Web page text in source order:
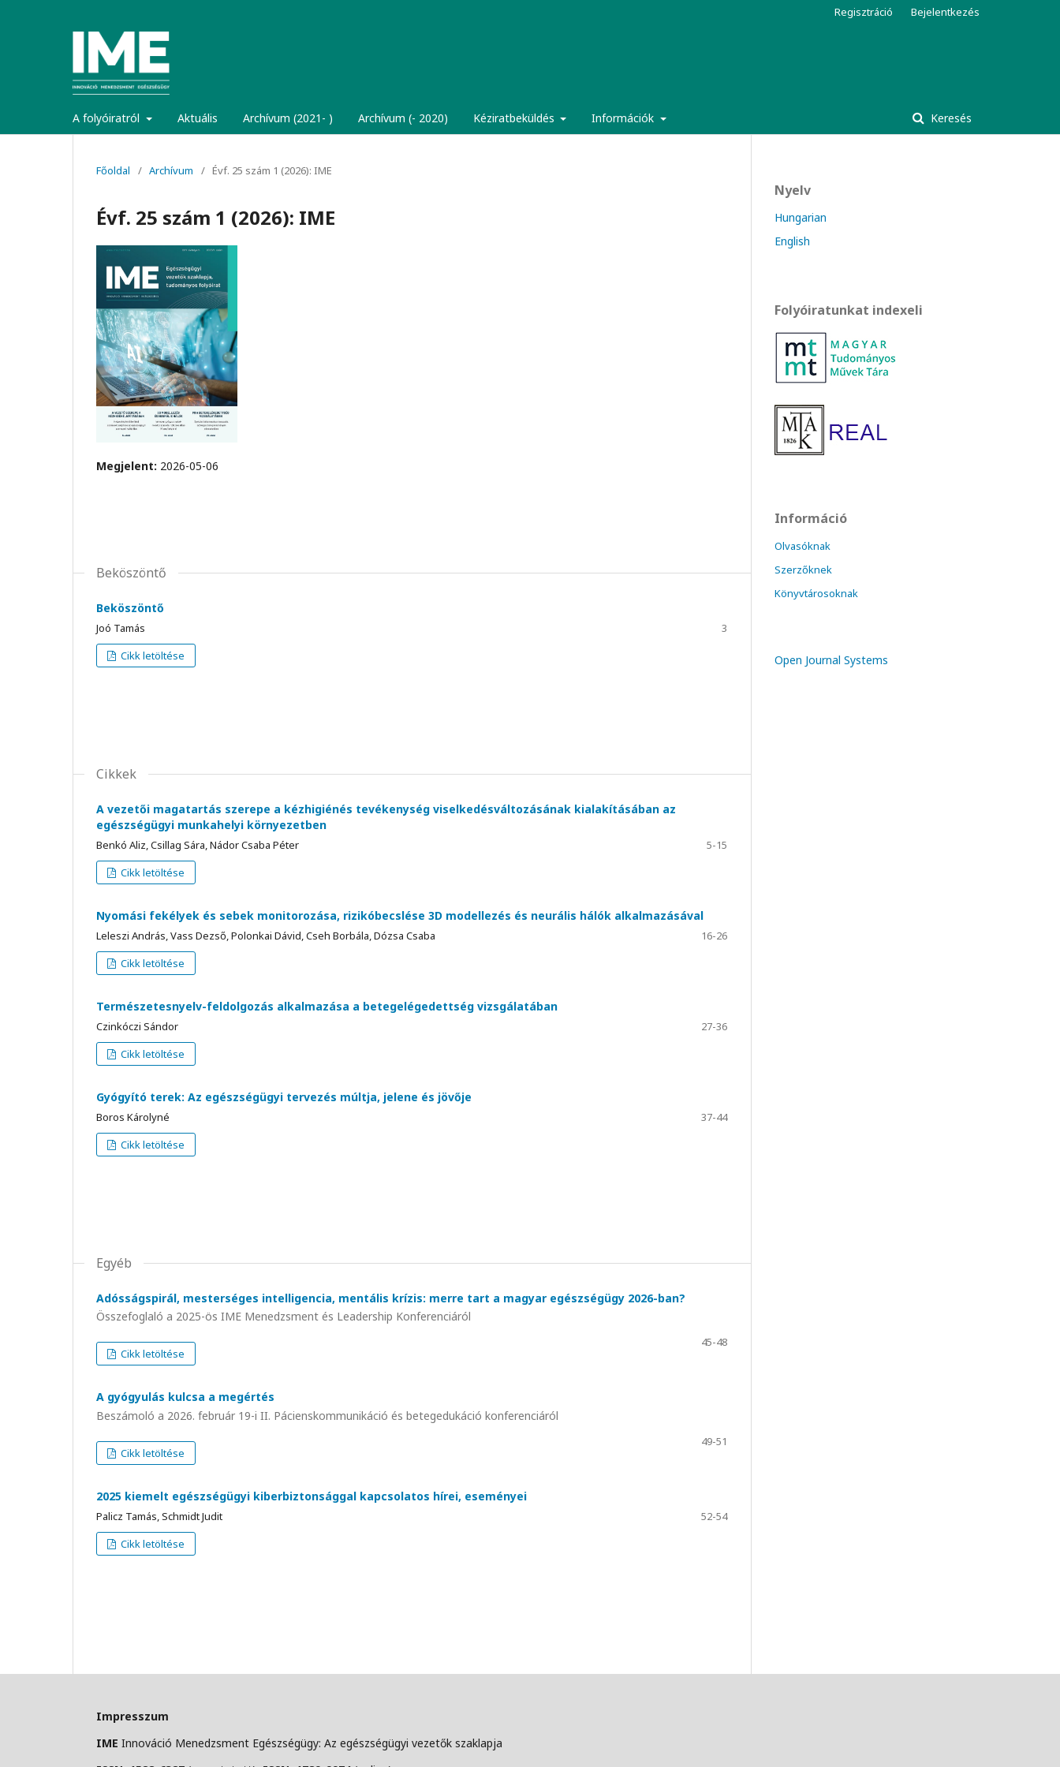
A folyóiratról Aktuális Archívum (2021- ) Archívum (- 2020) Kéziratbeküldés Információk Keresés
Regisztráció Bejelentkezés
Főoldal / Archívum / Évf. 25 szám 1 (2026): IME
Évf. 25 szám 1 (2026): IME
Megjelent: 2026-05-06
Beköszöntő
Beköszöntő
Joó Tamás
3
Cikk letöltése
Cikkek
A vezetői magatartás szerepe a kézhigiénés tevékenység viselkedésváltozásának kialakításában az
egészségügyi munkahelyi környezetben
Benkó Aliz, Csillag Sára, Nádor Csaba Péter
5-15
Cikk letöltése
Nyomási fekélyek és sebek monitorozása, rizikóbecslése 3D modellezés és neurális hálók alkalmazásával
Leleszi András, Vass Dezső, Polonkai Dávid, Cseh Borbála, Dózsa Csaba
16-26
Cikk letöltése
Természetesnyelv-feldolgozás alkalmazása a betegelégedettség vizsgálatában
Czinkóczi Sándor
27-36
Cikk letöltése
Gyógyító terek: Az egészségügyi tervezés múltja, jelene és jövője
Boros Károlyné
37-44
Cikk letöltése
Egyéb
Adósságspirál, mesterséges intelligencia, mentális krízis: merre tart a magyar egészségügy 2026-ban?
Összefoglaló a 2025-ös IME Menedzsment és Leadership Konferenciáról
45-48
Cikk letöltése
A gyógyulás kulcsa a megértés
Beszámoló a 2026. február 19-i II. Pácienskommunikáció és betegedukáció konferenciáról
49-51
Cikk letöltése
2025 kiemelt egészségügyi kiberbiztonsággal kapcsolatos hírei, eseményei
Palicz Tamás, Schmidt Judit
52-54
Cikk letöltése
Nyelv
Hungarian
English
Folyóiratunkat indexeli
Információ
Olvasóknak
Szerzőknek
Könyvtárosoknak
Open Journal Systems
Impresszum
IME Innováció Menedzsment Egészségügy: Az egészségügyi vezetők szaklapja